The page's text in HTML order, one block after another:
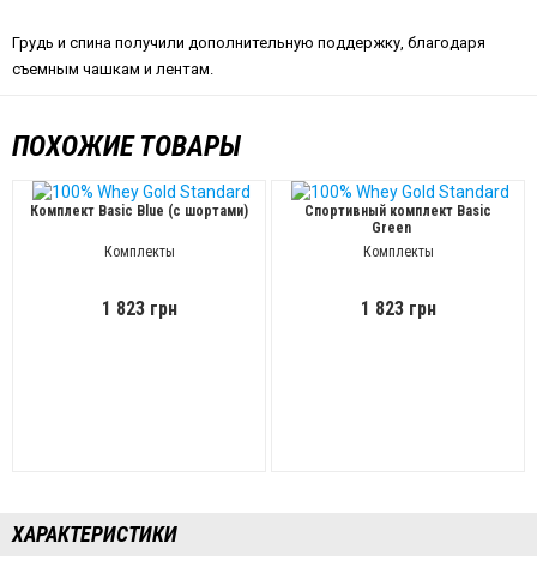
Грудь и спина получили дополнительную поддержку, благодаря
съемным чашкам и лентам.
ПОХОЖИЕ ТОВАРЫ
Комплект Basic Blue (с шортами)
Комплекты
1 823 грн
Спортивный комплект Basic
Green
Комплекты
1 823 грн
ХАРАКТЕРИСТИКИ